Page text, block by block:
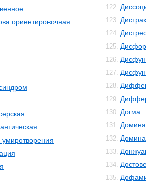
ориентировочная
122.
123.
124.
125.
126.
127.
128.
129.
130. Догма
131.
132.
133.
134.
135.